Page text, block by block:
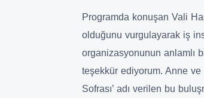
Programda konuşan Vali
olduğunu vurgulayarak iş
organizasyonunun anlamlı
teşekkür ediyorum. Anne ve
Sofrası’ adı verilen bu